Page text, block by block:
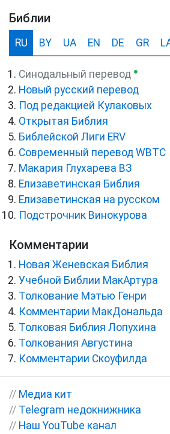
Библии
RU BY UA EN DE GR
Синодальный перевод ●
Новый русский перевод
Под редакцией Кулаковых
Открытая Библия
Библейской Лиги ERV
Cовременный перевод WBTC
Макария Глухарева ВЗ
Елизаветинская Библия
Елизаветинская на русском
Подстрочник Винокурова
Комментарии
Новая Женевская Библия
Учебной Библии МакАртура
Толкование Мэтью Генри
Комментарии МакДональда
Толковая Библия Лопухина
Толкования Августина
Комментарии Скоуфилда
// Медиа кит
// Telegram недокнижника
// Наш YouTube канал